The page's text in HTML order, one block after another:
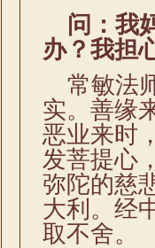
问：我
办？我担
常敏法
实。善缘
恶业来时
发菩提心
弥陀的慈
大利。经
取不舍。